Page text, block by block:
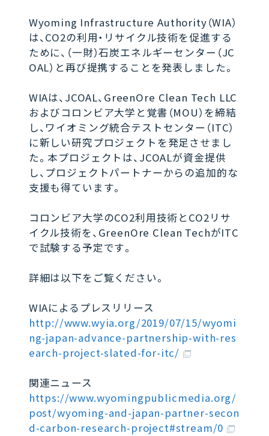
Wyoming Infrastructure Authority（WIA）
は、CO2の利用・リサイクル技術を促進する
ために、（一財）石炭エネルギーセンター（JC
OAL）と再び提携することを発表しました。
WIAは、JCOAL、GreenOre Clean Tech LLC
およびコロンビア大学と覚書（MOU）を締結
し、ワイオミング統合テストセンター（ITC）
に新しい研究プロジェクトを発足させまし
た。本プロジェクトは、JCOALが資金提供
し、プロジェクトパートナーからの追加的な
支援も得ています。
コロンビア大学のCO2利用技術とCO2リサ
イクル技術を、GreenOre Clean TechがITC
で試験する予定です。
詳細は以下をご覧ください。
WIAによるプレスリリース
http://www.wyia.org/2019/07/15/wyomi
ng-japan-advance-partnership-with-res
earch-project-slated-for-itc/
関連ニュース
https://www.wyomingpublicmedia.org/
post/wyoming-and-japan-partner-secon
d-carbon-research-project#stream/0